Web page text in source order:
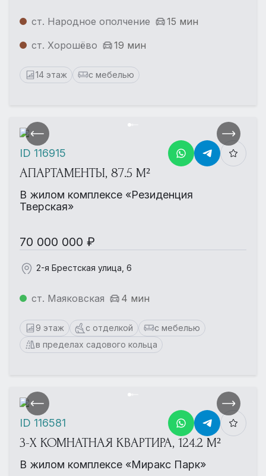
ст. Народное ополчение
15 мин
ст. Хорошёво
19 мин
14 этаж с мебелью
АПАРТАМЕНТЫ, 87.5 М²
В жилом комплексе «Резиденция
Тверская»
70 000 000 ₽
2-я Брестская улица, 6
ст. Маяковская 4 мин
9 этаж с отделкой
с мебелью
в пределах садового кольца
ID 116915
3-Х КОМНАТНАЯ КВАРТИРА, 124.2 М²
В жилом комплексе «Миракс Парк»
ID 116581